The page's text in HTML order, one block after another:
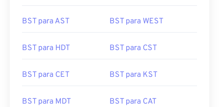
BST para AST BST para WEST
BST para HDT BST para CST
BST para CET BST para KST
BST para MDT BST para CAT